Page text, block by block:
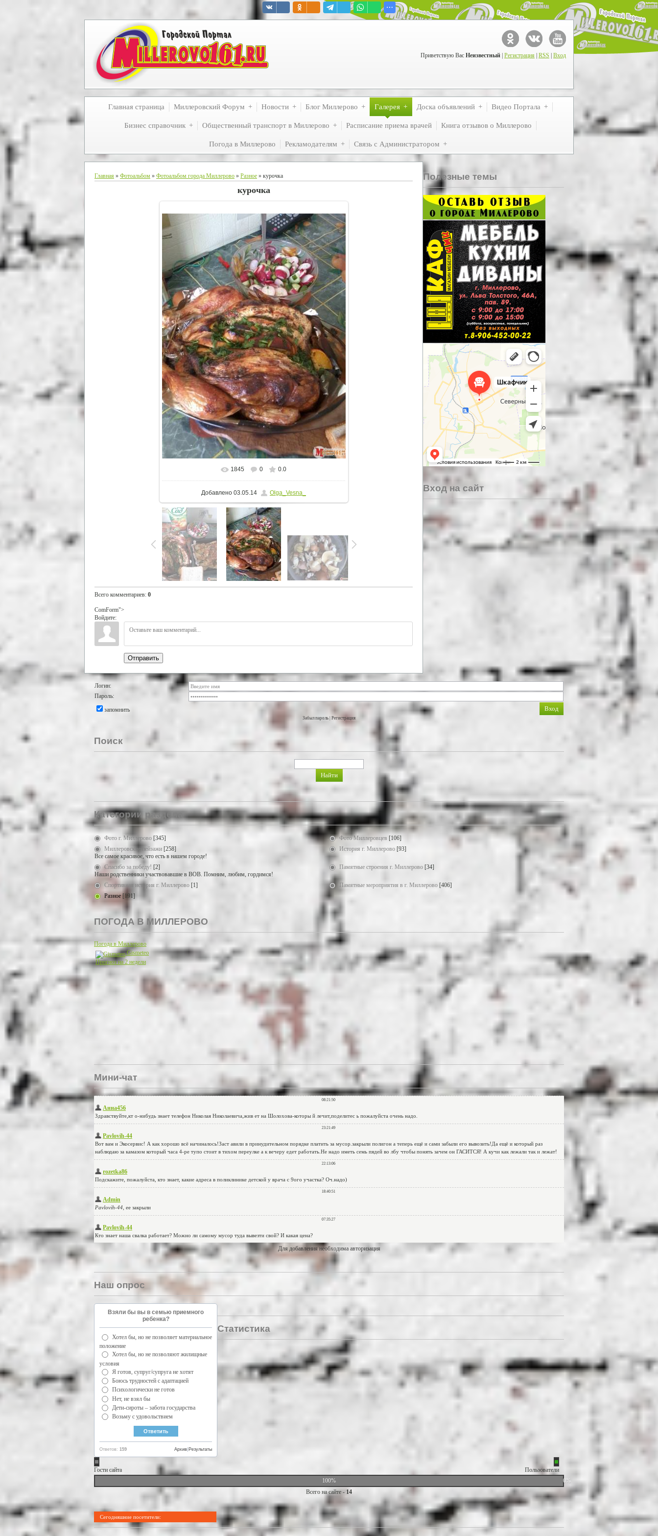
Приветствую Вас Неизвестный Регистрация RSS Вход
Главная страница Миллеровский Форум Новости Блог Миллерово Галерея Доска объявлений Видео Портала
Бизнес справочник Общественный транспорт в Миллерово Расписание приема врачей Книга отзывов о Миллерово
Погода в Миллерово Рекламодателям Связь с Администратором
Главная » Фотоальбом » Фотоальбом города Миллерово » Разное » курочка
курочка
В реальном размере 1125x1500
1845 0 0.0
Добавлено 03.05.14 Olga_Vesna_
Всего комментариев: 0
ComForm">
Войдите:
Отправить
Полезные темы
Вход на сайт
Логин:
Пароль:
запомнить
Забыл пароль Регистрация
Поиск
Категории раздела
Фото г. Миллерово [345] Фото Миллеровцев [106]
Миллеровские пейзажи [258]
Все самое красивое, что есть в нашем городе!
История г. Миллерово [93]
Спасибо за победу! [2]
Наши родственники участвовавшие в ВОВ. Помним, любим, гордимся!
Памятные строения г. Миллерово [34]
Спортивная история г. Миллерово [1] Памятные мероприятия в г. Миллерово [406]
Разное [191]
ПОГОДА В МИЛЛЕРОВО
Погода в Миллерово
Gismeteo
Прогноз на 2 недели
Мини-чат
Для добавления необходима авторизация
Наш опрос
Взяли бы вы в семью приемного
ребенка?
Хотел бы, но не позволяет материальное
положение
Хотел бы, но не позволяют жилищные
условия
Я готов, супруг/супруга не хотят
Боюсь трудностей с адаптацией
Психологически не готов
Нет, не взял бы
Дети-сироты – забота государства
Возьму с удовольствием
Ответов: 159 Результаты
Архив
Статистика
Гости сайта
Пользователи
100%
0%
Всего на сайте - 14
Сегодняшние посетители: